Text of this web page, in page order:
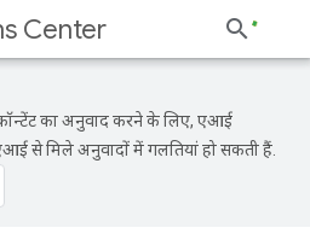
Center
का अनुवाद करने के लिए, एआई
से मिले अनुवादों में गलतियां हो सकती हैं.